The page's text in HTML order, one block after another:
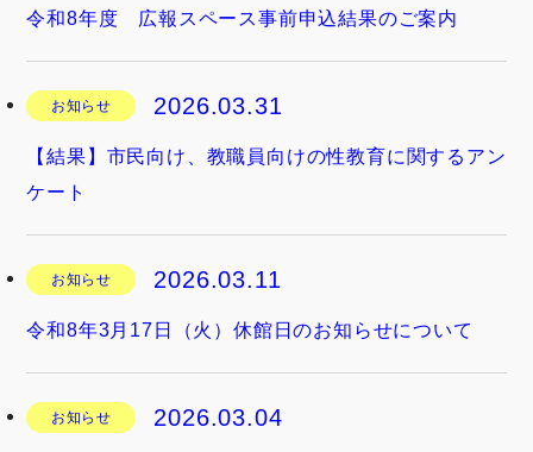
令和8年度 広報スペース事前申込結果のご案内
お知らせ 2026.03.31
【結果】市民向け、教職員向けの性教育に関するアン
ケート
お知らせ 2026.03.11
令和8年3月17日（火）休館日のお知らせについて
お知らせ 2026.03.04